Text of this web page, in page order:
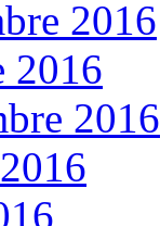
2016
2016
2016